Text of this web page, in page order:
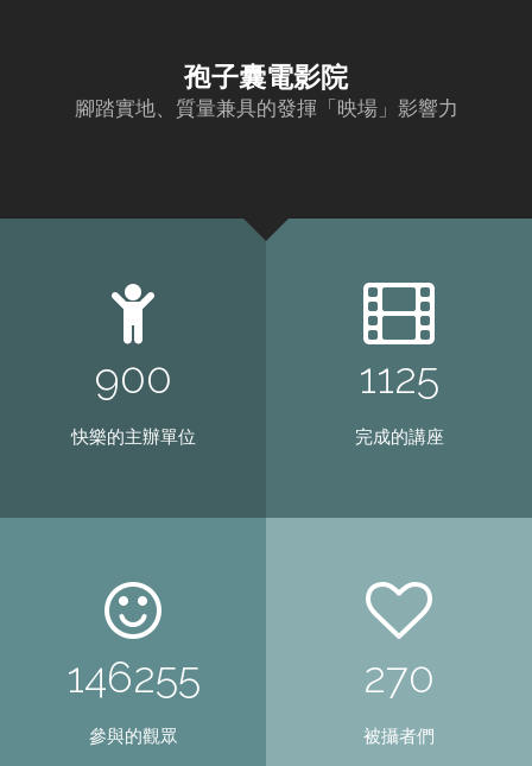
孢子囊電影院
腳踏實地、質量兼具的發揮「映場」影響力
918
快樂的主辦單位
1148
完成的講座
149240
參與的觀眾
275
被攝者們